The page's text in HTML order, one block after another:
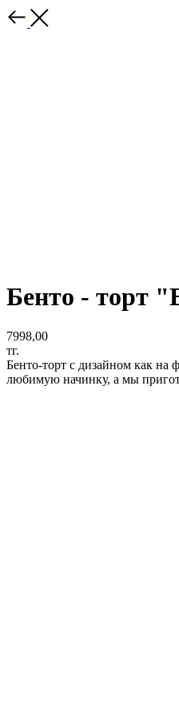
Бенто - торт
7998,00
тг.
Бенто-торт с дизайном как на
любимую начинку, а мы